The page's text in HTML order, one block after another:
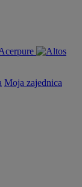
Moja zajednica